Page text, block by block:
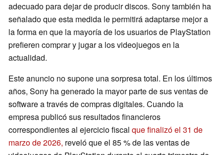
adecuado para dejar de producir discos. Sony también ha
señalado que esta medida le permitirá adaptarse mejor a
la forma en que la mayoría de los usuarios de PlayStation
prefieren comprar y jugar a los videojuegos en la
actualidad.
Este anuncio no supone una sorpresa total. En los últimos
años, Sony ha generado la mayor parte de sus ventas de
software a través de compras digitales. Cuando la
empresa publicó sus resultados financieros
correspondientes al ejercicio fiscal que finalizó el 31 de
marzo de 2026, reveló que el 85 % de las ventas de